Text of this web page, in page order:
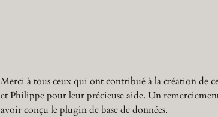
Merci à tous ceux qui ont contribué à la création de
et Philippe pour leur précieuse aide. Un
avoir conçu le plugin de base de données.